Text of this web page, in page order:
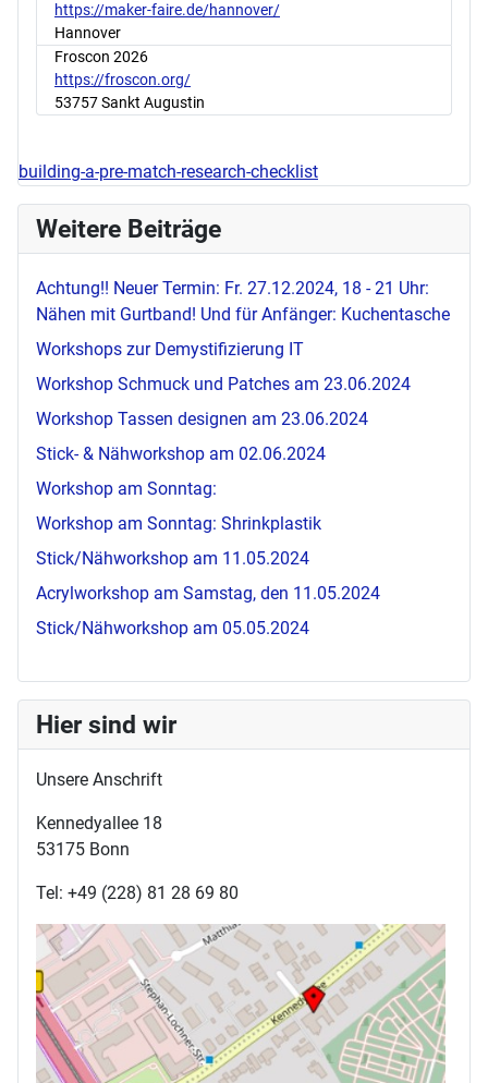
https://maker-faire.de/hannover/
Hannover
Froscon 2026
https://froscon.org/
53757 Sankt Augustin
building-a-pre-match-research-checklist
Weitere Beiträge
Achtung!! Neuer Termin: Fr. 27.12.2024, 18 - 21 Uhr:
Nähen mit Gurtband! Und für Anfänger: Kuchentasche
Workshops zur Demystifizierung IT
Workshop Schmuck und Patches am 23.06.2024
Workshop Tassen designen am 23.06.2024
Stick- & Nähworkshop am 02.06.2024
Workshop am Sonntag:
Workshop am Sonntag: Shrinkplastik
Stick/Nähworkshop am 11.05.2024
Acrylworkshop am Samstag, den 11.05.2024
Stick/Nähworkshop am 05.05.2024
Hier sind wir
Unsere Anschrift
Kennedyallee 18
53175 Bonn
Tel: +49 (228) 81 28 69 80